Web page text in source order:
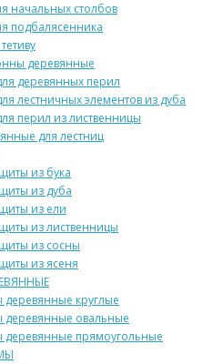
начальных столбов
подбалясенника
деревянные
деревянных перил
лестничных элементов из дуба
перил из лиственницы
для лестниц
из бука
из дуба
из ели
из лиственницы
из сосны
из ясеня
круглые
овальные
прямоугольные